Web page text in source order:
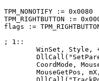
TPM_NONOTIFY := 0x0080
TPM_RIGHTBUTTON :=
flags :=
; 1::